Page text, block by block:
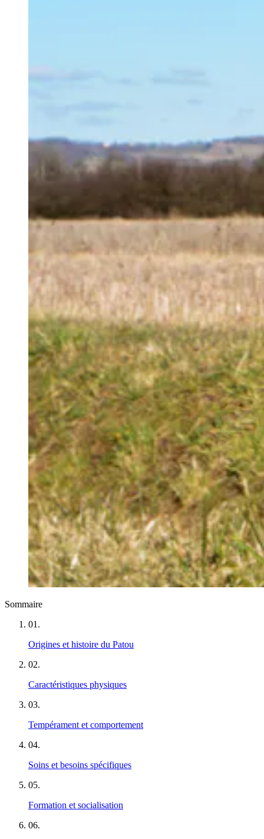
Sommaire
01 .
Origines et histoire du Patou
02.
Caractéristiques physiques
03.
Tempérament et comportement
04.
Soins et besoins spécifiques
05.
Formation et socialisation
06.